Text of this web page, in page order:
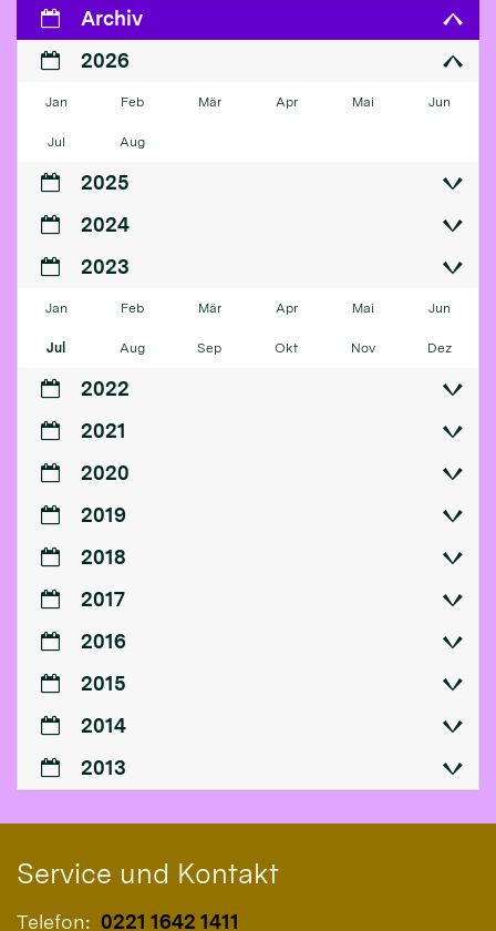
Archiv
2026
Jan Feb Mär Apr Mai Jun
Jul Aug
2025
2024
2023
Jan Feb Mär Apr Mai Jun
Jul Aug Sep Okt Nov Dez
2022
2021
2020
2019
2018
2017
2016
2015
2014
2013
Service und Kontakt
Telefon: 0221 1642 1411